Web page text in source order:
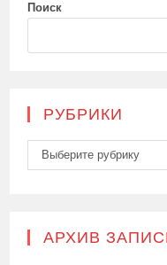
Поиск
РУБРИКИ
Рубрики
Выберите рубрику
АРХИВ